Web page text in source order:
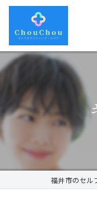
福井市のセル